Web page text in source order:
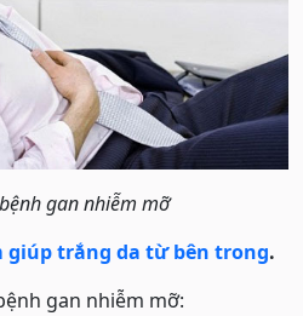
gan nhiễm mỡ
giúp trắng da từ bên trong.
gan nhiễm mỡ: